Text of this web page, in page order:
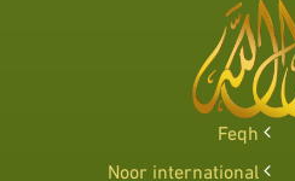
Feqh
Noor international